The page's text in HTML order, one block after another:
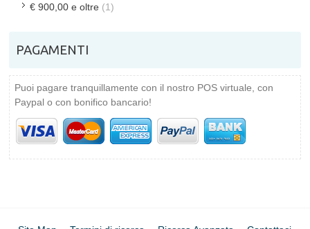
€ 900,00 e oltre (1)
PAGAMENTI
Puoi pagare tranquillamente con il nostro POS virtuale, con
Paypal o con bonifico bancario!